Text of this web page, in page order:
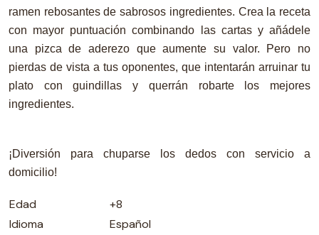
ramen rebosantes de sabrosos ingredientes. Crea la receta
con mayor puntuación combinando las cartas y añádele
una pizca de aderezo que aumente su valor. Pero no
pierdas de vista a tus oponentes, que intentarán arruinar tu
plato con guindillas y querrán robarte los mejores
ingredientes.
¡Diversión para chuparse los dedos con servicio a
domicilio!
Edad
+8
Idioma
Español